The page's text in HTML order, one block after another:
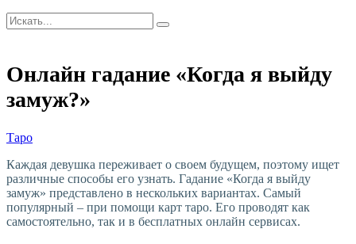
Онлайн гадание «Когда я выйду
замуж?»
Таро
Каждая девушка переживает о своем будущем, поэтому ищет
различные способы его узнать. Гадание «Когда я выйду
замуж» представлено в нескольких вариантах. Самый
популярный – при помощи карт таро. Его проводят как
самостоятельно, так и в бесплатных онлайн сервисах.